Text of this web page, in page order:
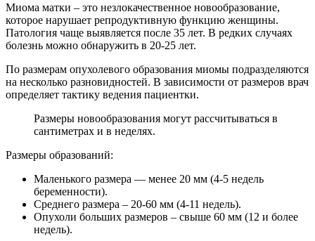
Миома матки – это незлокачественное новообразование,
которое нарушает репродуктивную функцию женщины.
Патология чаще выявляется после 35 лет. В редких случаях
болезнь можно обнаружить в 20-25 лет.
По размерам опухолевого образования миомы подразделяются
на несколько разновидностей. В зависимости от размеров врач
определяет тактику ведения пациентки.
Размеры новообразования могут рассчитываться в
сантиметрах и в неделях.
Размеры образований:
Маленького размера — менее 20 мм (4-5 недель
беременности).
Среднего размера – 20-60 мм (4-11 недель).
Опухоли больших размеров – свыше 60 мм (12 и более
недель).